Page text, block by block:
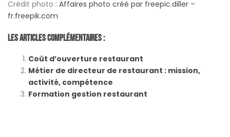
Crédit photo : Affaires photo créé par freepic.diller –
fr.freepik.com
Les Articles Complémentaires :
Coût d’ouverture restaurant
Métier de directeur de restaurant : mission,
activité, compétence
Formation gestion restaurant